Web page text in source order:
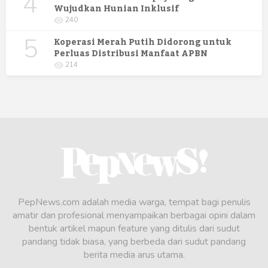
Wujudkan Hunian Inklusif
240
5 Koperasi Merah Putih Didorong untuk
Perluas Distribusi Manfaat APBN
214
PepNews.com adalah media warga, tempat bagi penulis
amatir dan profesional menyampaikan berbagai opini dalam
bentuk artikel mapun feature yang ditulis dari sudut
pandang tidak biasa, yang berbeda dari sudut pandang
berita media arus utama.